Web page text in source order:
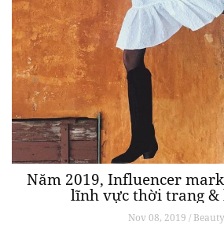
Năm 2019, Influencer
lĩnh vực thời trang &
Nov 08, 2019 / Beauty